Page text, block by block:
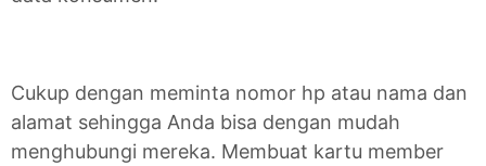
Cukup dengan meminta nomor hp atau nama dan
alamat sehingga Anda bisa dengan mudah
menghubungi mereka. Membuat kartu member